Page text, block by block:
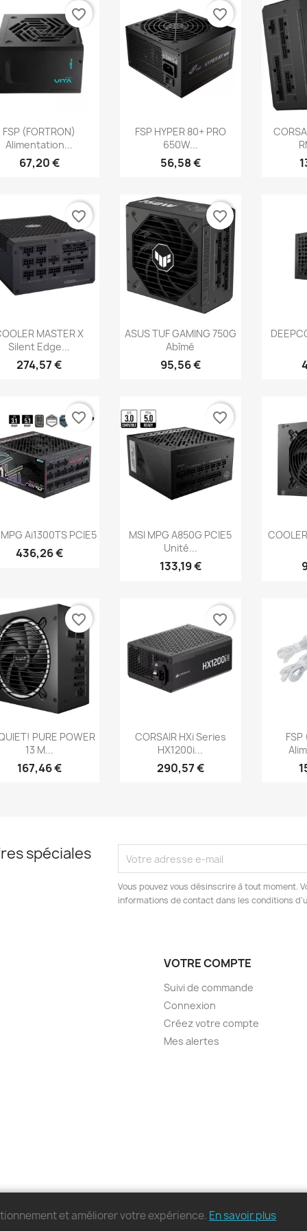
Aperçu rapide
FSP (FORTRON)
Alimentation...
67,20 €
favorite_border
Aperçu rapide
FSP HYPER 80+ PRO
650W...
56,58 €
favorite_border

Aperçu rapide
MASTER X
Silent Edge...
274,57 €
favorite_border
Aperçu rapide
ASUS TUF GAMING 750G
Abîmé
95,56 €
favorite_border

Aperçu rapide
Ai1300TS PCIE5
436,26 €
favorite_border
Aperçu rapide
MSI MPG A850G PCIE5
Unité...
133,19 €
favorite_border

Aperçu rapide
PURE POWER
13 M...
167,46 €
favorite_border
Aperçu rapide
CORSAIR HXi Series
HX1200i...
290,57 €
favorite_border
FSP
spéciales
Vous pouvez vous désinscrire à tout moment.
informations de contact dans les conditions
VOTRE COMPTE
Suivi de commande
Connexion
Créez votre compte
Mes alertes
© 2026 - MonPC.Store - Tous droits réservés
et améliorer votre expérience. En savoir plus